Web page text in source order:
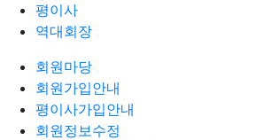
평이사
역대회장
회원마당
회원가입안내
평이사가입안내
회원정보수정